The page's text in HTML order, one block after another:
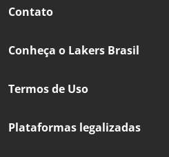
Contato
Conheça o Lakers Brasil
Termos de Uso
Plataformas legalizadas